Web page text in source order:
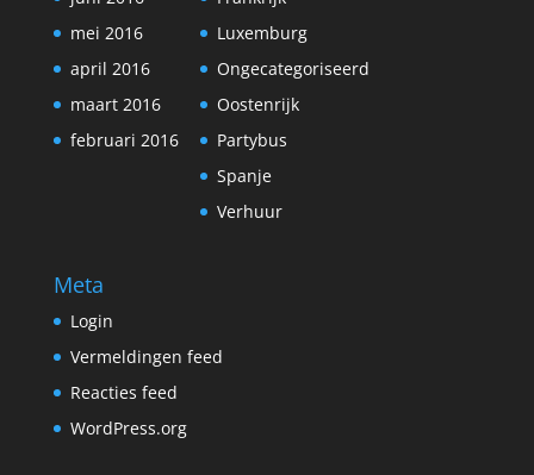
mei 2016
april 2016
maart 2016
februari 2016
Luxemburg
Ongecategoriseerd
Oostenrijk
Partybus
Spanje
Verhuur
Meta
Login
Vermeldingen feed
Reacties feed
WordPress.org